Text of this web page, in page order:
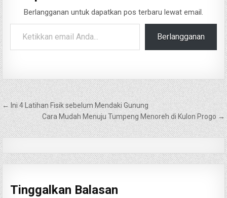
Berlangganan untuk dapatkan pos terbaru lewat email.
Ketikkan email Anda...
Berlangganan
Navigasi
pos
← Ini 4 Latihan Fisik sebelum Mendaki Gunung
Cara Mudah Menuju Tumpeng Menoreh di Kulon Progo →
Tinggalkan Balasan